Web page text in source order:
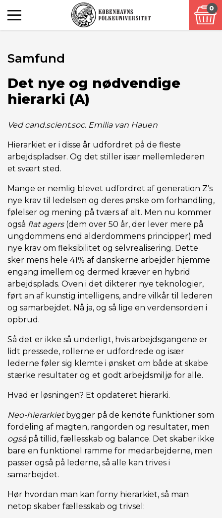
0
Samfund
Det nye og nødvendige
hierarki (A)
Ved cand.scient.soc. Emilia van Hauen
Hierarkiet er i disse år udfordret på de fleste
arbejdspladser. Og det stiller især mellemlederen
et svært sted.
Mange er nemlig blevet udfordret af generation Z’s
nye krav til ledelsen og deres ønske om forhandling,
følelser og mening på tværs af alt. Men nu kommer
også flat agers (dem over 50 år, der lever mere på
ungdommens end alderdommens principper) med
nye krav om fleksibilitet og selvrealisering. Dette
sker mens hele 41% af danskerne arbejder hjemme
engang imellem og dermed kræver en hybrid
arbejdsplads. Oven i det dikterer nye teknologier,
ført an af kunstig intelligens, andre vilkår til lederen
og samarbejdet. Nå ja, og så lige en verdensorden i
opbrud.
Så det er ikke så underligt, hvis arbejdsgangene er
lidt pressede, rollerne er udfordrede og især
lederne føler sig klemte i ønsket om både at skabe
stærke resultater og et godt arbejdsmiljø for alle.
Hvad er løsningen? Et opdateret hierarki.
Neo-hierarkietbygger på de kendte funktioner som
fordeling af magten, rangorden og resultater, men
også på tillid, fællesskab og balance. Det skaber ikke
bare en funktionel ramme for medarbejderne, men
passer også på lederne, så alle kan trives i
samarbejdet.
Hør hvordan man kan forny hierarkiet, så man
netop skaber fællesskab og trivsel: